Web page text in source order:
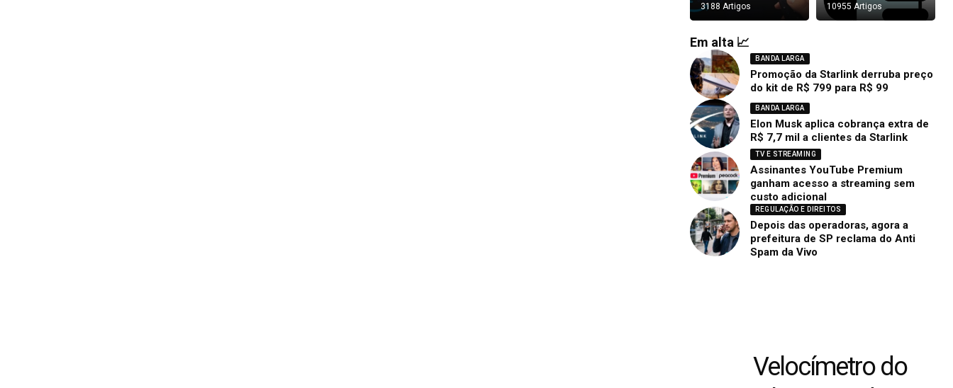
3188 Artigos 10955 Artigos
Em alta 📈
BANDA LARGA
Promoção da Starlink derruba preço
do kit de R$ 799 para R$ 99
BANDA LARGA
Elon Musk aplica cobrança extra de
R$ 7,7 mil a clientes da Starlink
TV E STREAMING
Assinantes YouTube Premium
ganham acesso a streaming sem
custo adicional
REGULAÇÃO E DIREITOS
Depois das operadoras, agora a
prefeitura de SP reclama do Anti
Spam da Vivo
Velocímetro do